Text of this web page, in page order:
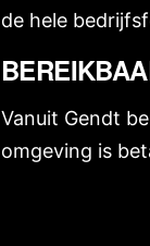
de hele
Vanuit Gendt
omgeving is